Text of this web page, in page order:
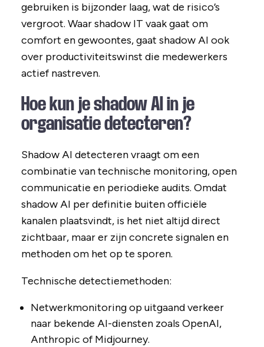
gebruiken is bijzonder laag, wat de risico’s
vergroot. Waar shadow IT vaak gaat om
comfort en gewoontes, gaat shadow AI ook
over productiviteitswinst die medewerkers
actief nastreven.
Hoe kun je shadow AI in je
organisatie detecteren?
Shadow AI detecteren vraagt om een
combinatie van technische monitoring, open
communicatie en periodieke audits. Omdat
shadow AI per definitie buiten officiële
kanalen plaatsvindt, is het niet altijd direct
zichtbaar, maar er zijn concrete signalen en
methoden om het op te sporen.
Technische detectiemethoden:
Netwerkmonitoring op uitgaand verkeer
naar bekende AI-diensten zoals OpenAI,
Anthropic of Midjourney.